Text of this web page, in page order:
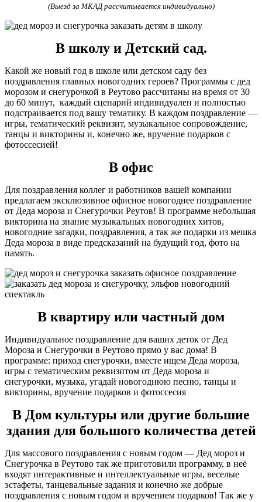
(Выезд за МКАД рассчитывается индивидуально)
В школу и Детский сад.
Какой же новый год в школе или детском саду без
поздравления главных новогодних героев? Программы с дед
морозом и снегурочкой в Реутово рассчитаны на время от 30
до 60 минут, каждый сценарий индивидуален и полностью
подстраивается под вашу тематику. В каждом поздравление —
игры, тематический реквизит, музыкальное сопровождение,
танцы и викторины и, конечно же, вручение подарков с
фотоссесией!
В офис
Для поздравления коллег и работников вашей компании
предлагаем эксклюзивное офисное новогоднее поздравление
от Деда мороза и Снегурочки Реутов! В программе небольшая
викторина на знание музыкальных новогодних хитов,
новогодние загадки, поздравления, а так же подарки из мешка
Деда мороза в виде предсказаний на будущий год, фото на
память.
В квартиру или частный дом
Индивидуальное поздравление для ваших деток от Дед
Мороза и Снегурочки в Реутово прямо у вас дома! В
программе: приход снегурочки, вместе ищем Деда мороза,
игры с тематическим реквизитом от Деда мороза и
снегурочки, музыка, угадай новогоднюю песню, танцы и
викторины, вручение подарков и фотоссесия
В Дом культуры или другие большие
здания для большого количества детей
Для массового поздравления с новым годом — Дед мороз и
Снегурочка в Реутово так же приготовили программу, в неё
входят интерактивные и интеллектуальные игры, веселые
эстафеты, танцевальные задания и конечно же добрые
поздравления с новым годом и вручением подарков! Так же у